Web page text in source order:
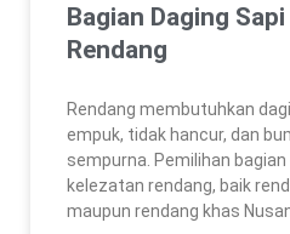
Bagian Daging
Rendang
Rendang membutuhkan
empuk, tidak hancur, dan
sempurna. Pemilihan
kelezatan rendang, baik
maupun rendang khas